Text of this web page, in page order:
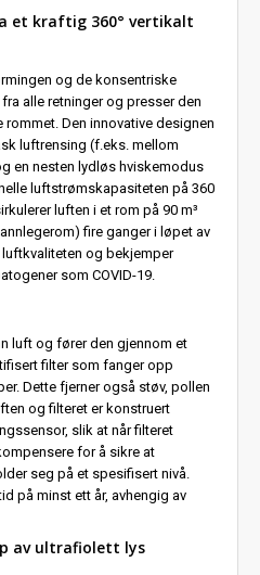
kraftig 360° vertikalt
og de konsentriske
alle retninger og presser den
Den innovative designen
luftrensing (f.eks. mellom
en nesten lydløs hviskemodus
luftstrømskapasiteten på 360
luften i et rom på 90 m³
fire ganger i løpet av
og bekjemper
som COVID-19.
luft og fører den gjennom et
filter som fanger opp
Dette fjerner også støv, pollen
og filteret er konstruert
slik at når filteret
for å sikre at
seg på et spesifisert nivå.
på minst ett år, avhengig av
av ultrafiolett lys